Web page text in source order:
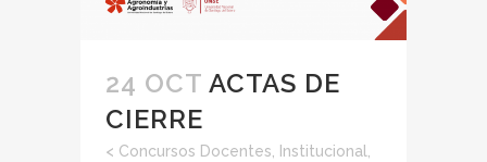
24 OCT ACTAS DE
CIERRE
< Concursos Docentes, Institucional,